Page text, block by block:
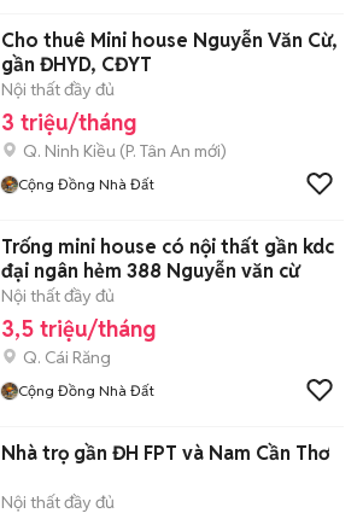
Cho thuê Mini house Nguyễn Văn Cừ,
gần ĐHYD, CĐYT
Nội thất đầy đủ
3 triệu/tháng
Q. Ninh Kiều (P. Tân An mới)
Cộng Đồng Nhà Đất
Trống mini house có nội thất gần kdc
đại ngân hẻm 388 Nguyễn văn cừ
Nội thất đầy đủ
3,5 triệu/tháng
Q. Cái Răng
Cộng Đồng Nhà Đất
Nhà trọ gần ĐH FPT và Nam Cần Thơ
Nội thất đầy đủ